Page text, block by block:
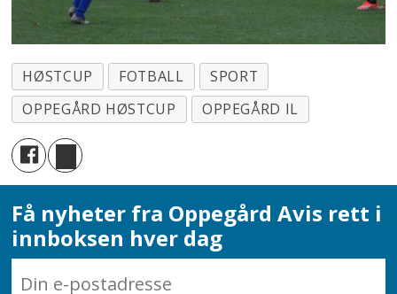
HØSTCUP FOTBALL
SPORT
OPPEGÅRD HØSTCUP
OPPEGÅRD IL
Få nyheter fra Oppegård Avis rett i
innboksen hver dag